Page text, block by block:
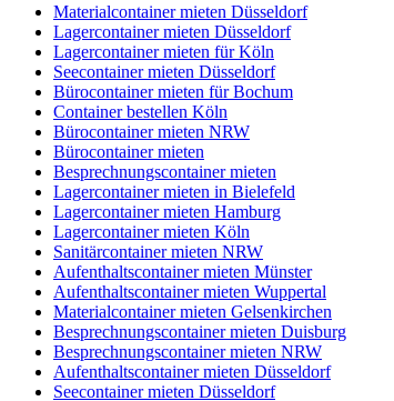
Materialcontainer mieten Düsseldorf
Lagercontainer mieten Düsseldorf
Lagercontainer mieten für Köln
Seecontainer mieten Düsseldorf
Bürocontainer mieten für Bochum
Container bestellen Köln
Bürocontainer mieten NRW
Bürocontainer mieten
Besprechnungscontainer mieten
Lagercontainer mieten in Bielefeld
Lagercontainer mieten Hamburg
Lagercontainer mieten Köln
Sanitärcontainer mieten NRW
Aufenthaltscontainer mieten Münster
Aufenthaltscontainer mieten Wuppertal
Materialcontainer mieten Gelsenkirchen
Besprechnungscontainer mieten Duisburg
Besprechnungscontainer mieten NRW
Aufenthaltscontainer mieten Düsseldorf
Seecontainer mieten Düsseldorf